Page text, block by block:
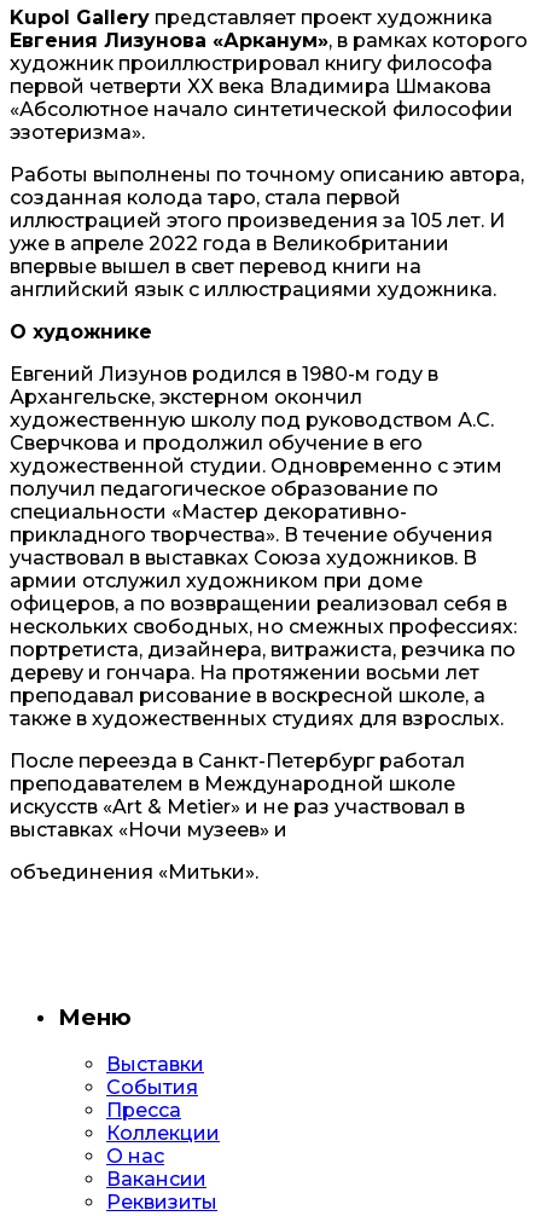
Kupol Gallery представляет проект художника
Евгения Лизунова «Арканум», в рамках которого
художник проиллюстрировал книгу философа
первой четверти XX века Владимира Шмакова
«Абсолютное начало синтетической философии
эзотеризма».
Работы выполнены по точному описанию автора,
созданная колода таро, стала первой
иллюстрацией этого произведения за 105 лет. И
уже в апреле 2022 года в Великобритании
впервые вышел в свет перевод книги на
английский язык с иллюстрациями художника.
O художнике
Евгений Лизунов родился в 1980-м году в
Архангельске, экстерном окончил
художественную школу под руководством А.С.
Сверчкова и продолжил обучение в его
художественной студии. Одновременно с этим
получил педагогическое образование по
специальности «Мастер декоративно-
прикладного творчества». В течение обучения
участвовал в выставках Союза художников. В
армии отслужил художником при доме
офицеров, а по возвращении реализовал себя в
нескольких свободных, но смежных профессиях:
портретиста, дизайнера, витражиста, резчика по
дереву и гончара. На протяжении восьми лет
преподавал рисование в воскресной школе, а
также в художественных студиях для взрослых.
После переезда в Санкт-Петербург работал
преподавателем в Международной школе
искусств «Art & Metier» и не раз участвовал в
выставках «Ночи музеев» и
объединения «Митьки».
Меню
Выставки
События
Пресса
Коллекции
О нас
Вакансии
Реквизиты